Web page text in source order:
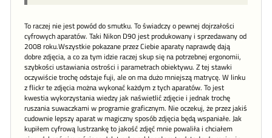
To raczej nie jest powód do smutku. To świadczy o pewnej dojrzałości
cyfrowych aparatów. Taki Nikon D90 jest produkowany i sprzedawany od
2008 roku.Wszystkie pokazane przez Ciebie aparaty naprawdę dają
dobre zdjęcia, a co za tym idzie raczej skup się na potrzebnej ergonomii,
szybkości ustawiania ostrości i parametrach obiektywu. Z tej stawki
oczywiście trochę odstaje fuji, ale on ma dużo mniejszą matrycę. W linku
z flickr te zdjęcia można wykonać każdym z tych aparatów. To jest
kwestia wykorzystania wiedzy jak naświetlić zdjęcie i jednak trochę
ruszania suwaczkami w programie graficznym. Nie oczekuj, że przez jakiś
cudownie lepszy aparat w magiczny sposób zdjęcia będą wspaniałe. Jak
kupiłem cyfrową lustrzankę to jakość zdjęć mnie powaliła i chciałem